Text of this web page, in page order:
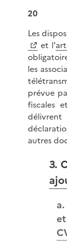
20
Les
et l'
les
prévue
fiscales
autres
3.